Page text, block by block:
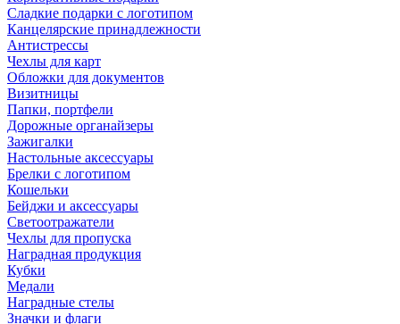
Сладкие подарки с логотипом
Канцелярские принадлежности
Антистрессы
Чехлы для карт
Обложки для документов
Визитницы
Папки, портфели
Дорожные органайзеры
Зажигалки
Настольные аксессуары
Брелки с логотипом
Кошельки
Бейджи и аксессуары
Светоотражатели
Чехлы для пропуска
Наградная продукция
Кубки
Медали
Наградные стелы
Значки и флаги